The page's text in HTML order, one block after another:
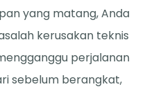
yang matang, Anda
kerusakan teknis
perjalanan
sebelum berangkat,